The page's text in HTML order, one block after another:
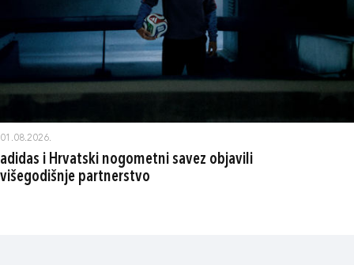
01.08.2026.
adidas i Hrvatski nogometni savez objavili
višegodišnje partnerstvo